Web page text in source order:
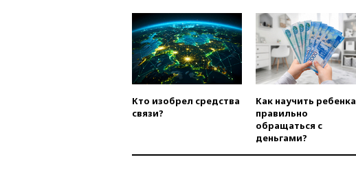
Кто изобрел средства
связи?
Как научить ребенка
правильно
обращаться с
деньгами?